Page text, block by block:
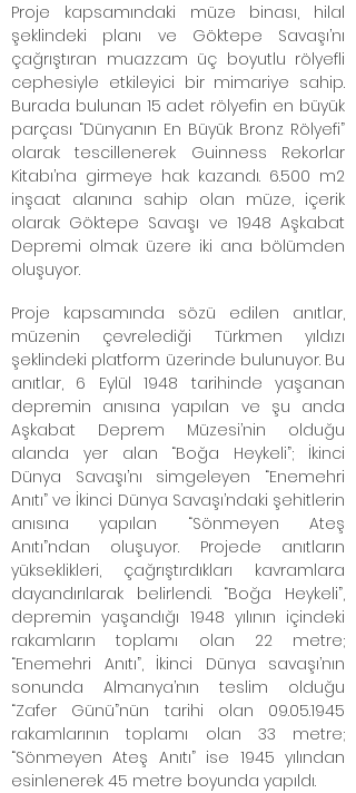
Proje kapsamındaki müze binası, hilal
şeklindeki planı ve Göktepe Savaşı’nı
çağrıştıran muazzam üç boyutlu rölyefli
cephesiyle etkileyici bir mimariye sahip.
Burada bulunan 15 adet rölyefin en büyük
parçası “Dünyanın En Büyük Bronz Rölyefi”
olarak tescillenerek Guinness Rekorlar
Kitabı’na girmeye hak kazandı. 6.500 m2
inşaat alanına sahip olan müze, içerik
olarak Göktepe Savaşı ve 1948 Aşkabat
Depremi olmak üzere iki ana bölümden
oluşuyor.
Proje kapsamında sözü edilen anıtlar,
müzenin çevrelediği Türkmen yıldızı
şeklindeki platform üzerinde bulunuyor. Bu
anıtlar, 6 Eylül 1948 tarihinde yaşanan
depremin anısına yapılan ve şu anda
Aşkabat Deprem Müzesi’nin olduğu
alanda yer alan “Boğa Heykeli”; İkinci
Dünya Savaşı’nı simgeleyen “Enemehri
Anıtı” ve İkinci Dünya Savaşı’ndaki şehitlerin
anısına yapılan “Sönmeyen Ateş
Anıtı”ndan oluşuyor. Projede anıtların
yükseklikleri, çağrıştırdıkları kavramlara
dayandırılarak belirlendi. “Boğa Heykeli”,
depremin yaşandığı 1948 yılının içindeki
rakamların toplamı olan 22 metre;
“Enemehri Anıtı”, İkinci Dünya savaşı’nın
sonunda Almanya’nın teslim olduğu
“Zafer Günü”nün tarihi olan 09.05.1945
rakamlarının toplamı olan 33 metre;
“Sönmeyen Ateş Anıtı” ise 1945 yılından
esinlenerek 45 metre boyunda yapıldı.